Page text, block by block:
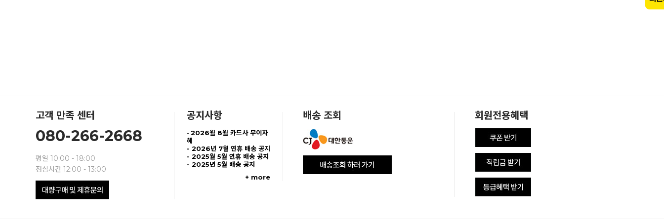
고객 만족 센터
080-266-2668
평일 10:00 - 18:00
점심시간 12:00 - 13:00
공지사항
-2026월 8월 카드사 무이자
혜
- 2026년 7월 연휴 배송 공지
- 2025월 5월 연휴 배송 공지
- 2025년 5월 배송 공지
+ more
배송 조회 회원전용혜택